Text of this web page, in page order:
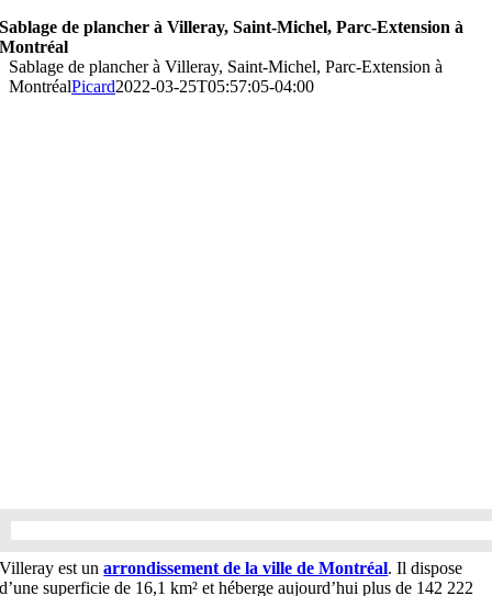
Sablage de plancher à Villeray, Saint-Michel, Parc-Extension à
Montréal
Sablage de plancher à Villeray, Saint-Michel, Parc-Extension à
MontréalPicard2022-03-25T05:57:05-04:00
Villeray est unarrondissement de la ville de Montréal. Il dispose
d’une superficie de 16,1 km² et héberge aujourd’hui plus de 142 222